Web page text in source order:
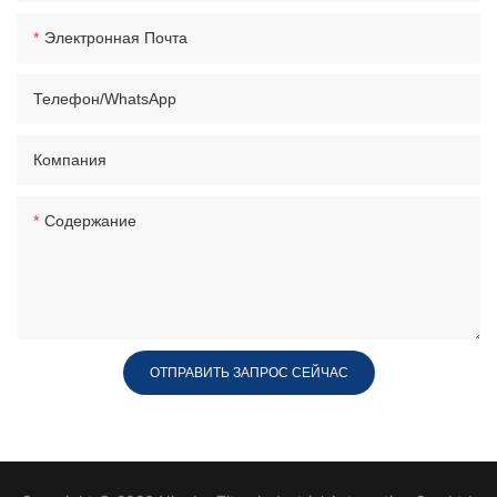
Электронная Почта
Телефон/WhatsApp
Компания
Содержание
ОТПРАВИТЬ ЗАПРОС СЕЙЧАС